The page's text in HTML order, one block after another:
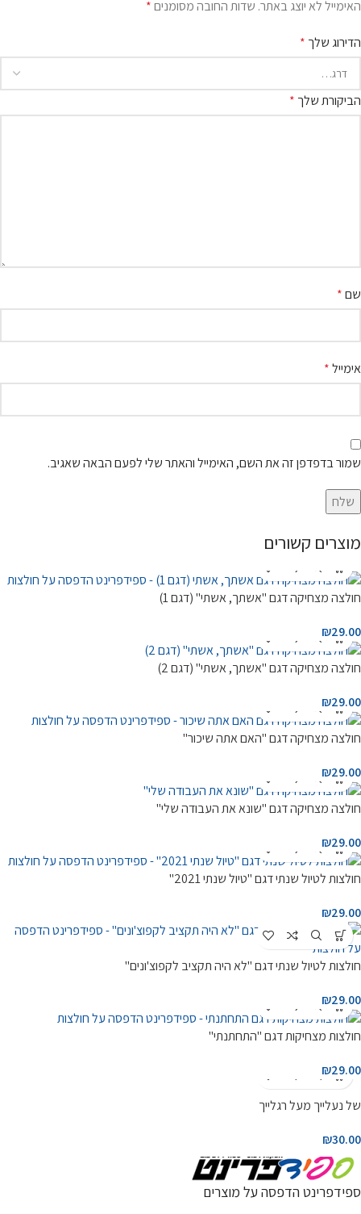
האימייל לא יוצג באתר. שדות החובה מסומנים*
הדירוג שלך *
הביקורת שלך *
שם*
אימייל*
שמור בדפדפן זה את השם, האימייל והאתר שלי לפעם הבאה שאגיב.
מוצרים קשורים
חולצה מצחיקה דגם "אשתך, אשתי" (דגם 1)
₪29.00
חולצה מצחיקה דגם "אשתך, אשתי" (דגם 2)
₪29.00
חולצה מצחיקה דגם "האם אתה שיכור"
₪29.00
חולצה מצחיקה דגם "שונא את העבודה שלי"
₪29.00
חולצות לטיול שנתי דגם "טיול שנתי 2021"
₪29.00
חולצות לטיול שנתי דגם "לא היה תקציב לקפוצ'ונים"
₪29.00
חולצות מצחיקות דגם "התחתנתי"
₪29.00
של נעלייך מעל רגלייך
₪30.00
ספידפרינט הדפסה על מוצרים